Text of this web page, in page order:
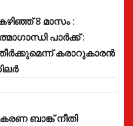
8 മാസം :
പാർക്ക് :
കരാറുകാരൻ
ബാങ്ക് നീതി